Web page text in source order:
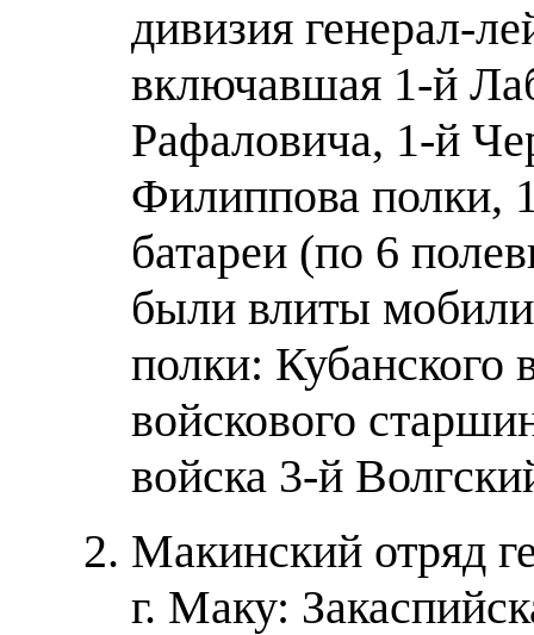
дивизия генерал-
включавшая 1-й
Рафаловича, 1-й
Филиппова полки,
батареи (по 6
были влиты
полки: Кубанского
войскового
войска 3-й
Макинский отряд
г. Маку: